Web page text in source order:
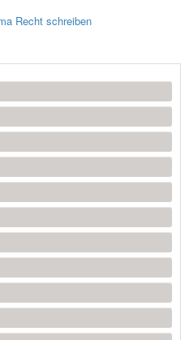
Recht schreiben